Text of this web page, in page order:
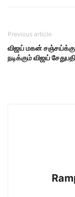
Previous article
விஜய் மகன்
நடிக்கும் விஜய்